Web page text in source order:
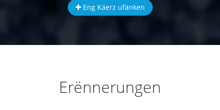
Eng Käerz ufänken
Erënnerungen